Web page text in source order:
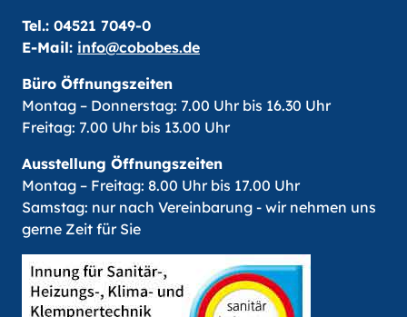
Tel.: 04521 7049-0
E-Mail: info@cobobes.de
Büro Öffnungszeiten
Montag – Donnerstag: 7.00 Uhr bis 16.30 Uhr
Freitag: 7.00 Uhr bis 13.00 Uhr
Ausstellung Öffnungszeiten
Montag – Freitag: 8.00 Uhr bis 17.00 Uhr
Samstag: nur nach Vereinbarung - wir nehmen uns
gerne Zeit für Sie